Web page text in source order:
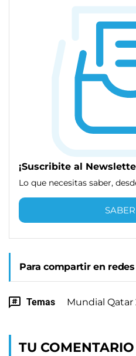
¡Suscribite al
Lo que necesitas saber,
Para compartir en redes
Temas Mundial Qatar
TU COMENTARIO